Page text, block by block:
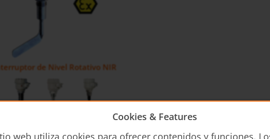
de Nivel Rotativo NIR
Cookies & Features
web utiliza cookies para ofrecer contenidos y funciones.